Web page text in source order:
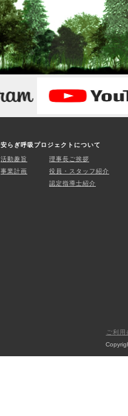
安らぎ呼吸プロジェクトについて
活動趣旨
事業計画
理事長ご挨拶
役員・スタッフ紹介
認定指導士紹介
ご利用